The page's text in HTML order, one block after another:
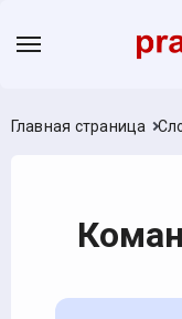
Главная страница